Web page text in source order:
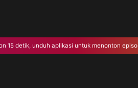
15 detik, unduh aplikasi untuk menonton